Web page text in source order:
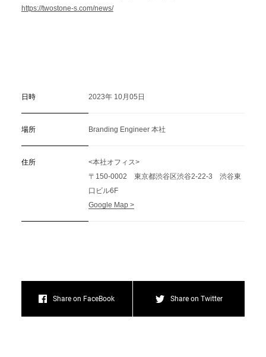
https://twostone-s.com/news/
日時 2023年 10月05日
場所 Branding Engineer 本社
住所
<本社オフィス>
〒150-0002 東京都渋谷区渋谷2-22-3 渋谷東
口ビル6F
Google Map >
Share on FaceBook Share on Twitter